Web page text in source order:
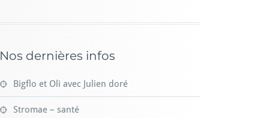
Nos dernières infos
Bigflo et Oli avec Julien doré
Stromae – santé